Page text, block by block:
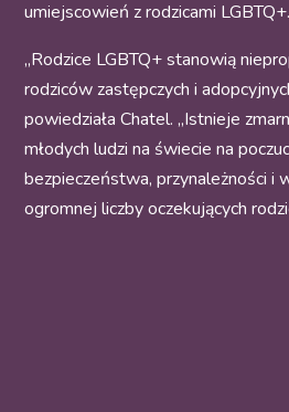
umiejscowień z rodzicami LGBTQ+.
„Rodzice LGBTQ+ stanowią
rodziców zastępczych i
powiedziała Chatel. „Istnieje
młodych ludzi na świecie na
bezpieczeństwa, przynależności i
ogromnej liczby oczekujących